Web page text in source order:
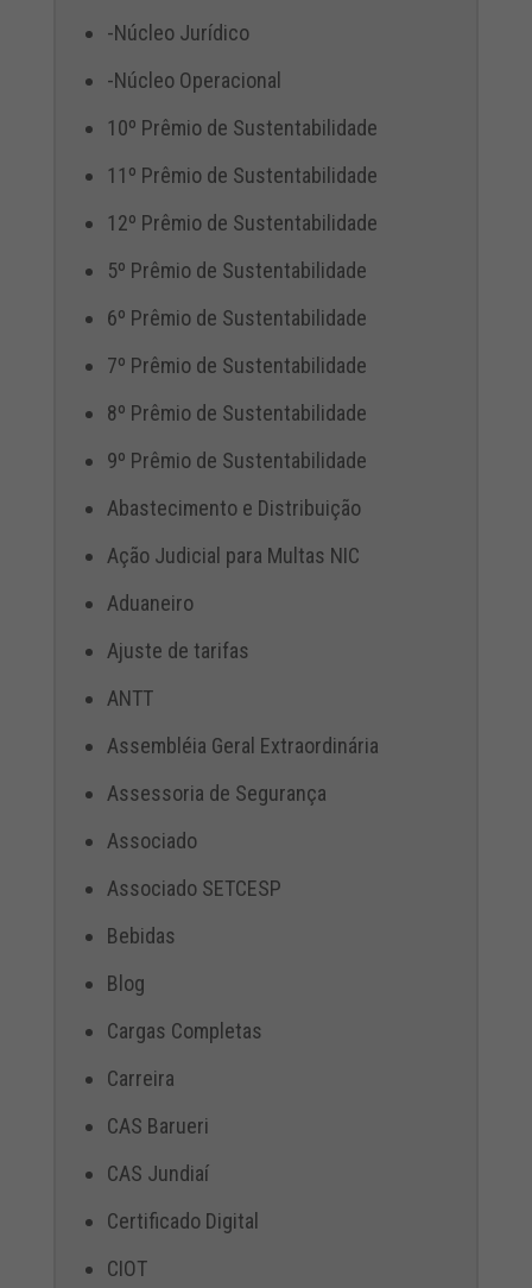
-Núcleo Jurídico
-Núcleo Operacional
10º Prêmio de Sustentabilidade
11º Prêmio de Sustentabilidade
12º Prêmio de Sustentabilidade
5º Prêmio de Sustentabilidade
6º Prêmio de Sustentabilidade
7º Prêmio de Sustentabilidade
8º Prêmio de Sustentabilidade
9º Prêmio de Sustentabilidade
Abastecimento e Distribuição
Ação Judicial para Multas NIC
Aduaneiro
Ajuste de tarifas
ANTT
Assembléia Geral Extraordinária
Assessoria de Segurança
Associado
Associado SETCESP
Bebidas
Blog
Cargas Completas
Carreira
CAS Barueri
CAS Jundiaí
Certificado Digital
CIOT